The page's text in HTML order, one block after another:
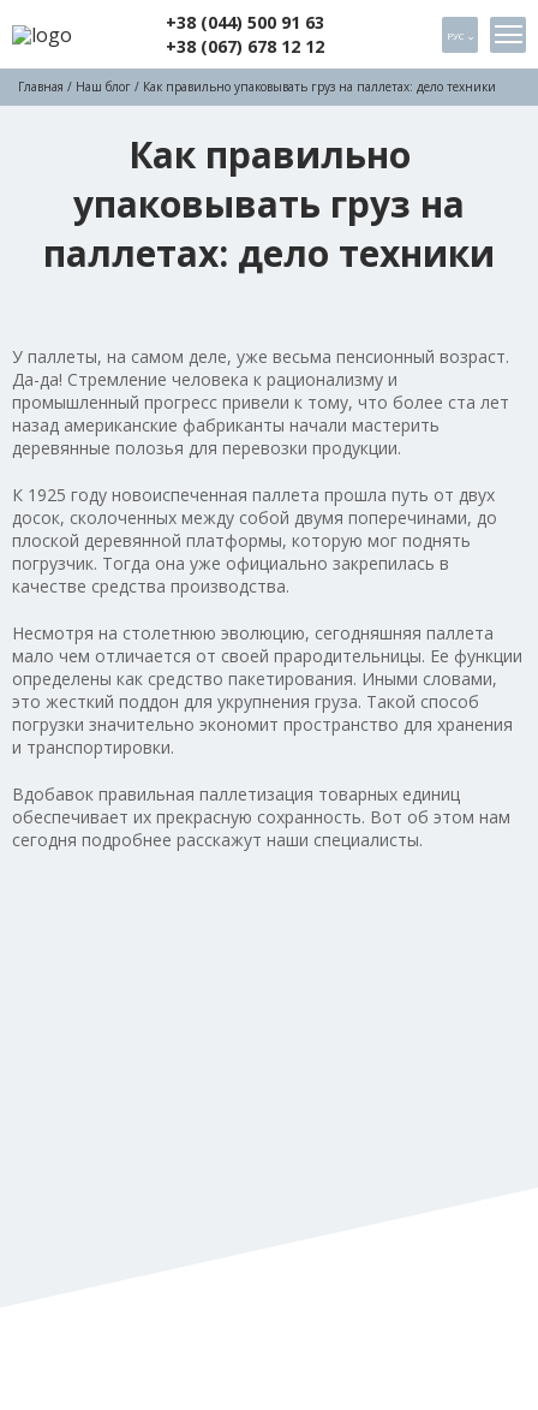
+38 (044) 500 91 63
+38 (067) 678 12 12
РУС
Главная / Наш блог / Как правильно упаковывать груз на паллетах: дело техники
Как правильно
упаковывать груз на
паллетах: дело техники
У паллеты, на самом деле, уже весьма пенсионный возраст.
Да-да! Стремление человека к рационализму и
промышленный прогресс привели к тому, что более ста лет
назад американские фабриканты начали мастерить
деревянные полозья для перевозки продукции.
К 1925 году новоиспеченная паллета прошла путь от двух
досок, сколоченных между собой двумя поперечинами, до
плоской деревянной платформы, которую мог поднять
погрузчик. Тогда она уже официально закрепилась в
качестве средства производства.
Несмотря на столетнюю эволюцию, сегодняшняя паллета
мало чем отличается от своей прародительницы. Ее функции
определены как средство пакетирования. Иными словами,
это жесткий поддон для укрупнения груза. Такой способ
погрузки значительно экономит пространство для хранения
и транспортировки.
Вдобавок правильная паллетизация товарных единиц
обеспечивает их прекрасную сохранность. Вот об этом нам
сегодня подробнее расскажут наши специалисты.